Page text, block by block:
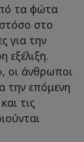
τα φώτα
στο
για την
εξέλιξη.
οι άνθρωποι
την επόμενη
τις